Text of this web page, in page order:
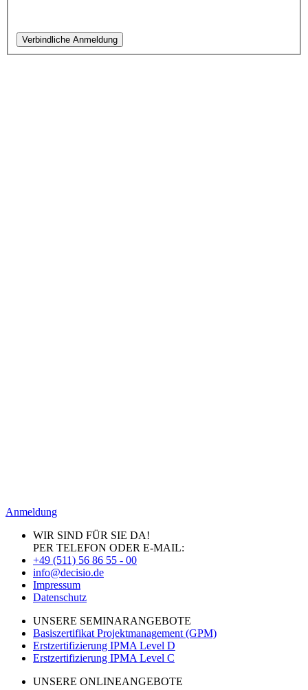
Anmeldung
WIR SIND FÜR SIE DA!
PER TELEFON ODER E-MAIL:
+49 (511) 56 86 55 - 00
info@decisio.de
Impressum
Datenschutz
UNSERE SEMINARANGEBOTE
Basiszertifikat Projektmanagement (GPM)
Erstzertifizierung IPMA Level D
Erstzertifizierung IPMA Level C
UNSERE ONLINEANGEBOTE